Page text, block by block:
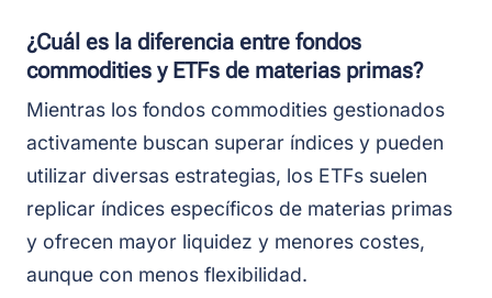
¿Cuál es la diferencia entre fondos
commodities y ETFs de materias primas?
Mientras los fondos commodities gestionados
activamente buscan superar índices y pueden
utilizar diversas estrategias, los ETFs suelen
replicar índices específicos de materias primas
y ofrecen mayor liquidez y menores costes,
aunque con menos flexibilidad.